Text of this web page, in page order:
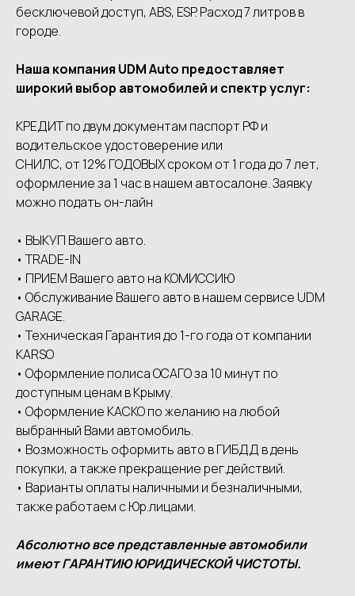
бесключевой доступ, АВS, ESP. Расход 7 литров в
городе.
Наша компания UDМ Аutо предоставляет
широкий выбор автомобилей и спектр услуг:
КРЕДИТ по двум документам паспорт РФ и
водительское удостоверение или
СНИЛС, от 12% ГОДОВЫХ сроком от 1 года до 7 лет,
оформление за 1 час в нашем автосалоне. Заявку
можно подать он-лайн
• ВЫКУП Вашего авто.
• ТRАDЕ-IN
• ПРИЕМ Вашего авто на КОМИССИЮ
• Обслуживание Вашего авто в нашем сервисе UDМ
GАRАGЕ.
• Техническая Гарантия до 1-го года от компании
КАRSО
• Оформление полиса ОСАГО за 10 минут по
доступным ценам в Крыму.
• Оформление КАСКО по желанию на любой
выбранный Вами автомобиль.
• Возможность оформить авто в ГИБДД в день
покупки, а также прекращение рег.действий.
• Варианты оплаты наличными и безналичными,
также работаем с Юр.лицами.
Абсолютно все представленные автомобили
имеют ГАРАНТИЮ ЮРИДИЧЕСКОЙ ЧИСТОТЫ.